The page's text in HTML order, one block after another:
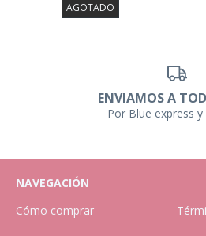
AGOTADO
ENVIAMOS A
Por Blue express
NAVEGACIÓN
Cómo comprar